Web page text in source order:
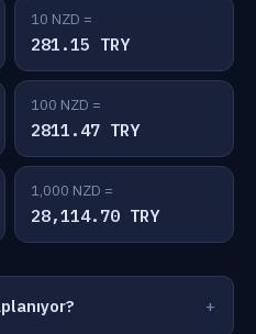
10 NZD =
281.15 TRY
100 NZD =
2811.47 TRY
1,000 NZD =
28,114.70 TRY